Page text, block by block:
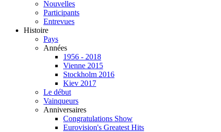
Nouvelles
Participants
Entrevues
Histoire
Pays
Années
1956 - 2018
Vienne 2015
Stockholm 2016
Kiev 2017
Le début
Vainqueurs
Anniversaires
Congratulations Show
Eurovision's Greatest Hits